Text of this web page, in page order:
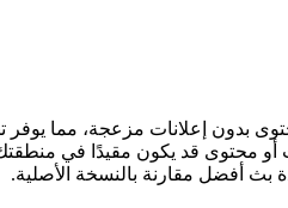
بدون إعلانات مزعجة، مما
أو محتوى قد يكون مقيدًا في
بث أفضل مقارنة بالنسخة الأصلية.